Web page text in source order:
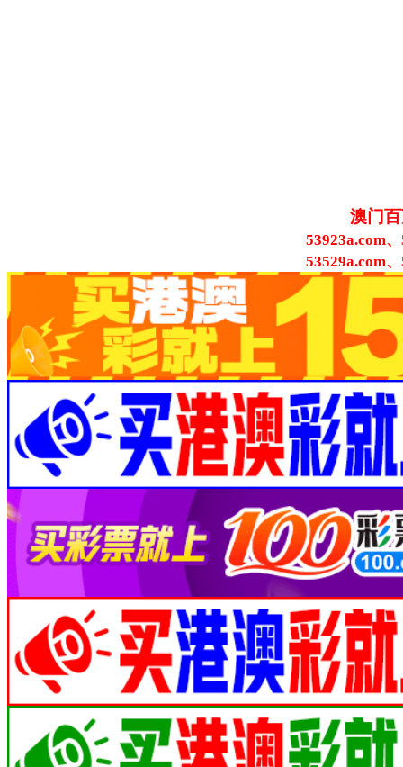
澳门
53923a.com
53529a.com